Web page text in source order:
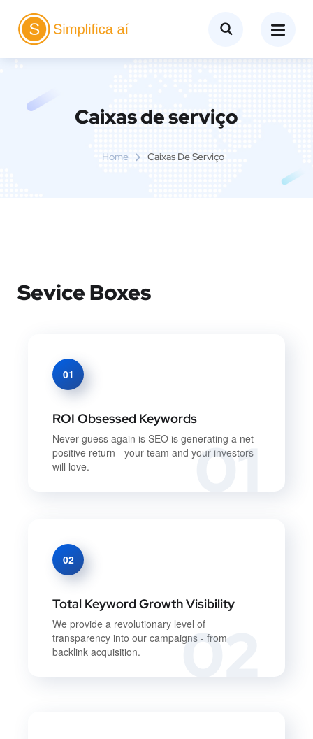
Caixas de serviço
Home Caixas De Serviço
Sevice Boxes
01
01
ROI Obsessed Keywords
Never guess again is SEO is generating a net-
positive return - your team and your investors
will love.
02
02
Total Keyword Growth Visibility
We provide a revolutionary level of
transparency into our campaigns - from
backlink acquisition.